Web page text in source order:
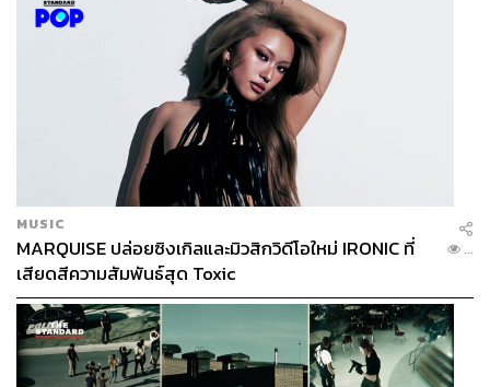
MUSIC
MARQUISE ปล่อยซิงเกิลและมิวสิกวิดีโอใหม่ IRONIC ที่
เสียดสีความสัมพันธ์สุด Toxic
...